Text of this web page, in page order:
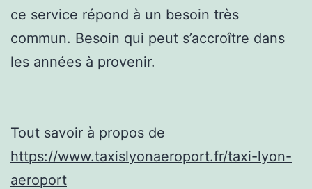
ce service répond à un besoin très
commun. Besoin qui peut s’accroître dans
les années à provenir.
Tout savoir à propos de
https://www.taxislyonaeroport.fr/taxi-lyon-
aeroport